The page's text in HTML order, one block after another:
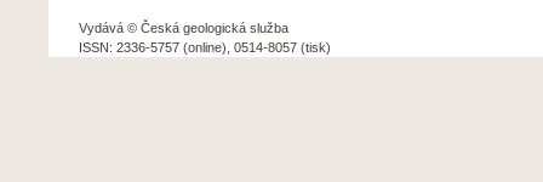
Vydává © Česká geologická služba
ISSN: 2336-5757 (online), 0514-8057 (tisk)